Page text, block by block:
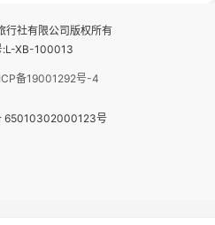
行社有限公司版权所有
:L-XB-100013
备19001292号-4
65010302000123号